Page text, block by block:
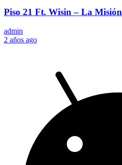
Piso 21 Ft. Wisin – La Misión
admin
2 años ago